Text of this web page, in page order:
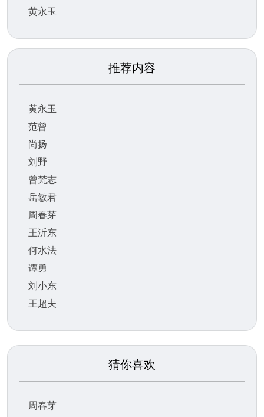
黄永玉
推荐内容
黄永玉
范曾
尚扬
刘野
曾梵志
岳敏君
周春芽
王沂东
何水法
谭勇
刘小东
王超夫
猜你喜欢
周春芽